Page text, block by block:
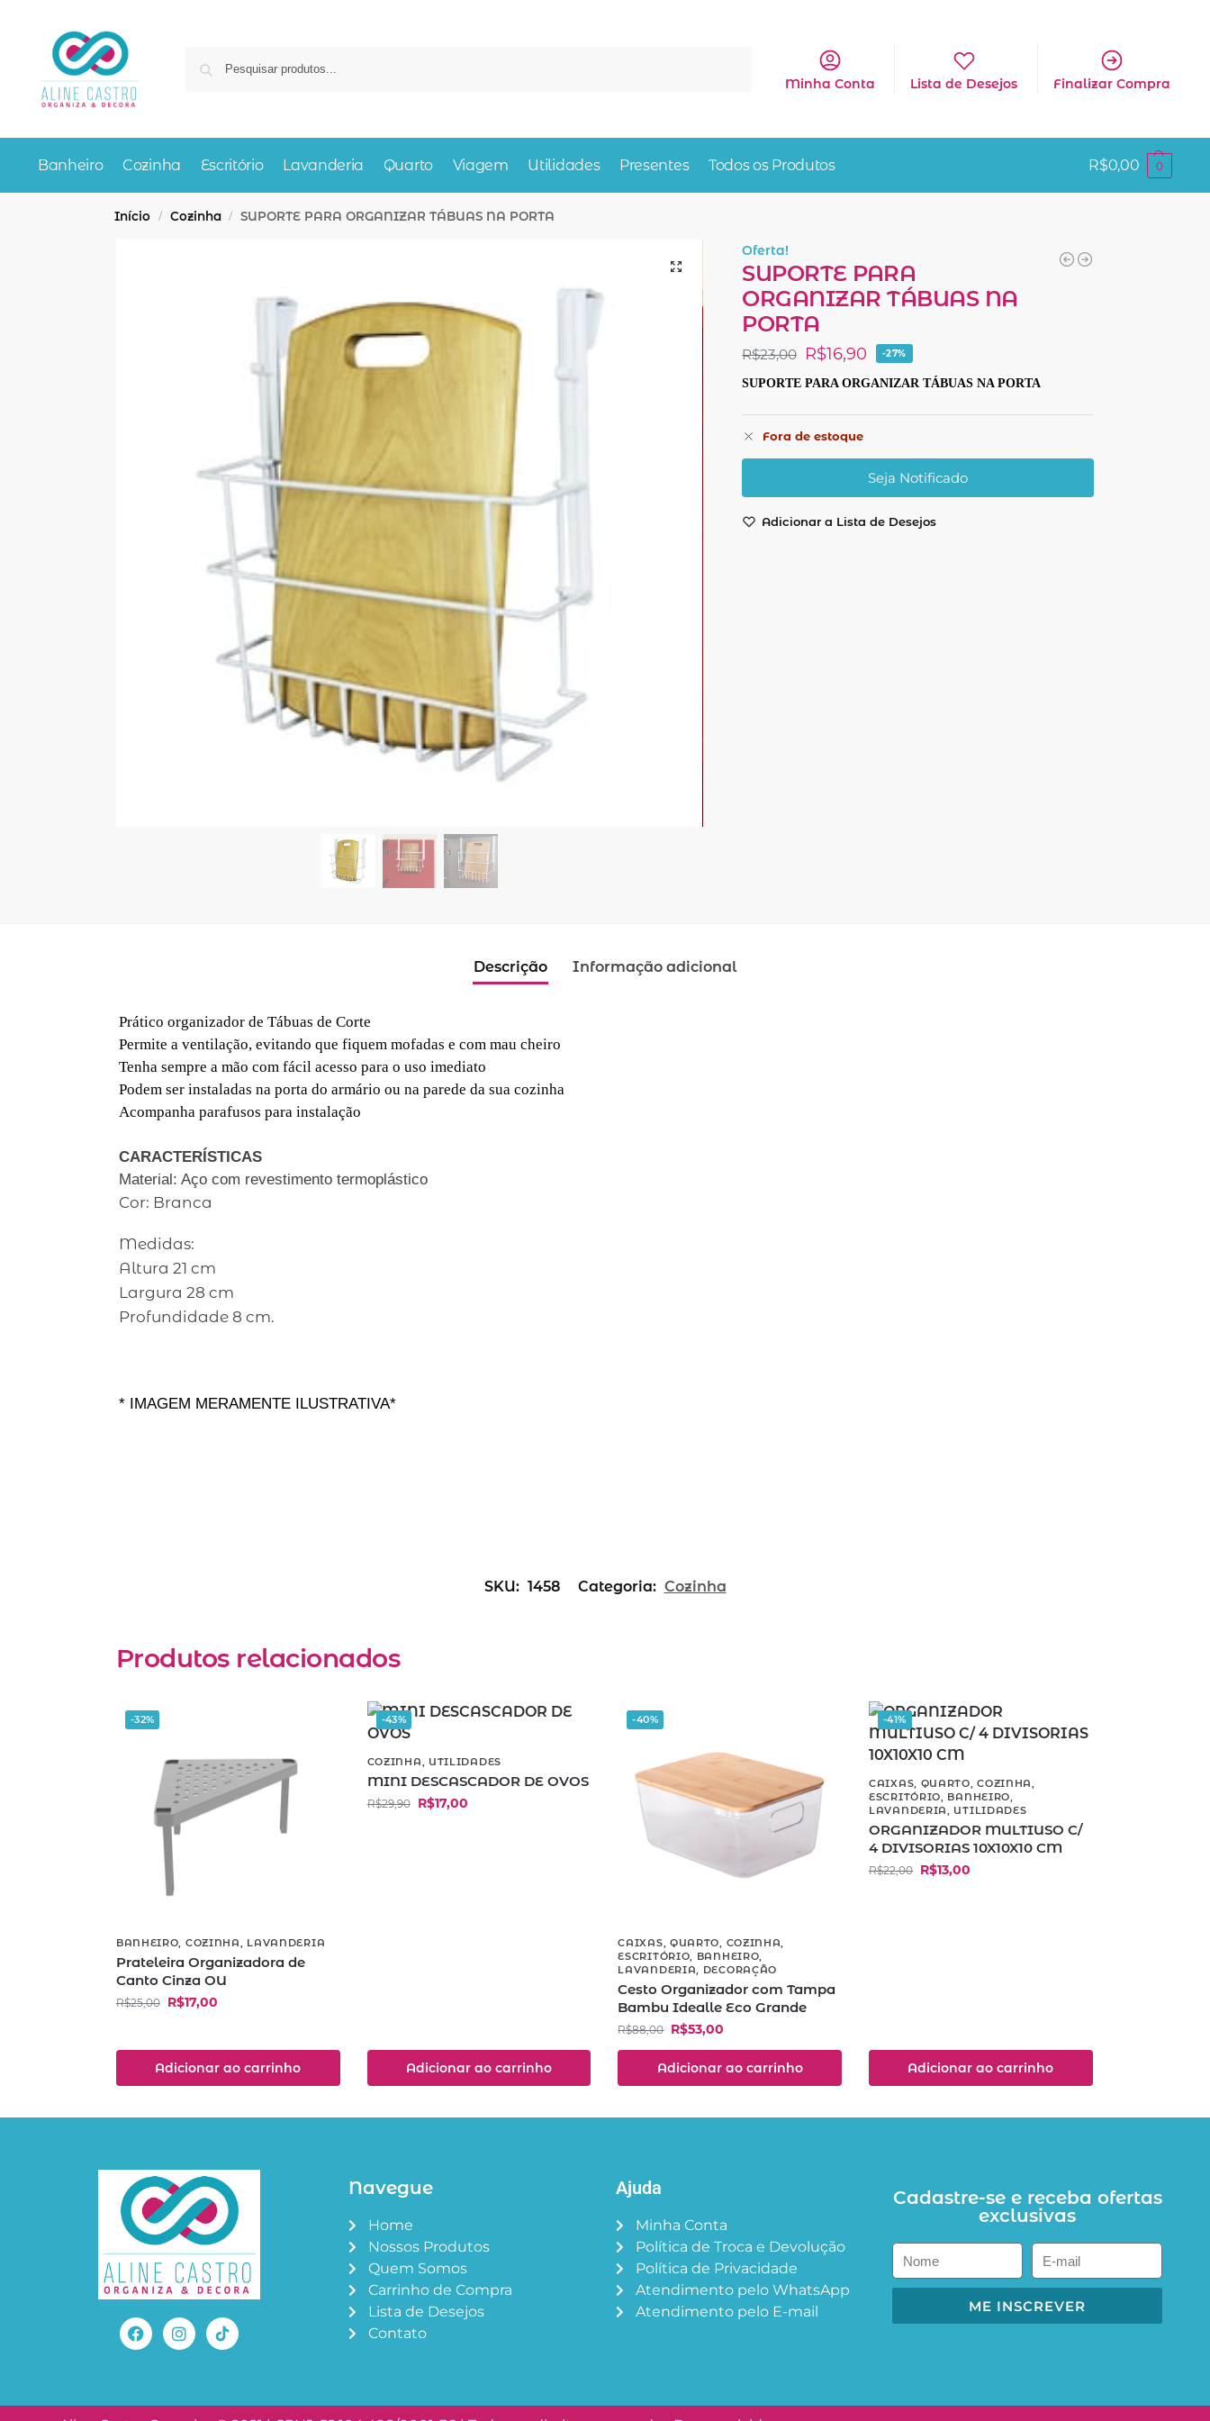
Minha Conta Lista de Desejos Finalizar Compra
Banheiro Cozinha Escritório Lavanderia Quarto Viagem Utilidades Presentes Todos os Produtos R$0,00 0
Início / Cozinha / SUPORTE PARA ORGANIZAR TÁBUAS NA PORTA
Oferta!
SUPORTE PARA
ORGANIZAR TÁBUAS NA
PORTA
R$23,00 R$16,90 -27%
SUPORTE PARA ORGANIZAR TÁBUAS NA PORTA
Fora de estoque
Adicionar a Lista de Desejos
Descrição Informação adicional
Prático organizador de Tábuas de Corte
Permite a ventilação, evitando que fiquem mofadas e com mau cheiro
Tenha sempre a mão com fácil acesso para o uso imediato
Podem ser instaladas na porta do armário ou na parede da sua cozinha
Acompanha parafusos para instalação
CARACTERÍSTICAS
Material: Aço com revestimento termoplástico
Cor: Branca
Medidas:
Altura 21 cm
Largura 28 cm
Profundidade 8 cm.
* IMAGEM MERAMENTE ILUSTRATIVA*
SKU: 1458 Categoria: Cozinha
Produtos relacionados
-32%
BANHEIRO, COZINHA, LAVANDERIA
Prateleira Organizadora de
Canto Cinza OU
R$25,00 R$17,00
Adicionar ao carrinho
-43%
COZINHA, UTILIDADES
MINI DESCASCADOR DE OVOS
R$29,90 R$17,00
Adicionar ao carrinho
-40%
CAIXAS, QUARTO, COZINHA,
ESCRITÓRIO, BANHEIRO,
LAVANDERIA, DECORAÇÃO
Cesto Organizador com Tampa
Bambu Idealle Eco Grande
R$88,00 R$53,00
Adicionar ao carrinho
-41%
CAIXAS, QUARTO,COZINHA,
ESCRITÓRIO, BANHEIRO,
LAVANDERIA, UTILIDADES
ORGANIZADOR MULTIUSO C/
4 DIVISORIAS 10X10X10 CM
R$22,00 R$13,00
Adicionar ao carrinho
Navegue
Home
Nossos Produtos
Quem Somos
Carrinho de Compra
Lista de Desejos
Contato
Ajuda
Minha Conta
Política de Troca e Devolução
Política de Privacidade
Atendimento pelo WhatsApp
Atendimento pelo E-mail
Cadastre-se e receba ofertas
exclusivas
ME INSCREVER